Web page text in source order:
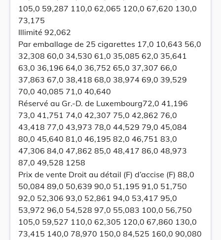
105,0 59,287 110,0 62,065 120,0 67,620 130,0
73,175
Illimité 92,062
Par emballage de 25 cigarettes 17,0 10,643 56,0
32,308 60,0 34,530 61,0 35,085 62,0 35,641
63,0 36,196 64,0 36,752 65,0 37,307 66,0
37,863 67,0 38,418 68,0 38,974 69,0 39,529
70,0 40,085 71,0 40,640
Réservé au Gr.-D. de Luxembourg72,0 41,196
73,0 41,751 74,0 42,307 75,0 42,862 76,0
43,418 77,0 43,973 78,0 44,529 79,0 45,084
80,0 45,640 81,0 46,195 82,0 46,751 83,0
47,306 84,0 47,862 85,0 48,417 86,0 48,973
87,0 49,528 1258
Prix de vente Droit au détail (F) d’accise (F) 88,0
50,084 89,0 50,639 90,0 51,195 91,0 51,750
92,0 52,306 93,0 52,861 94,0 53,417 95,0
53,972 96,0 54,528 97,0 55,083 100,0 56,750
105,0 59,527 110,0 62,305 120,0 67,860 130,0
73,415 140,0 78,970 150,0 84,525 160,0 90,080